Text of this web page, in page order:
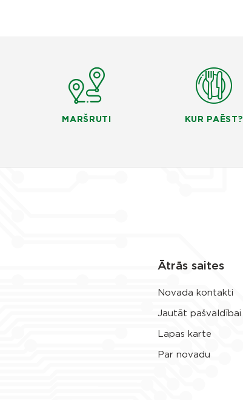
MARŠRUTI KUR PAĒST?
Ātrās saites
Novada kontakti
Jautāt pašvaldībai
Lapas karte
Par novadu